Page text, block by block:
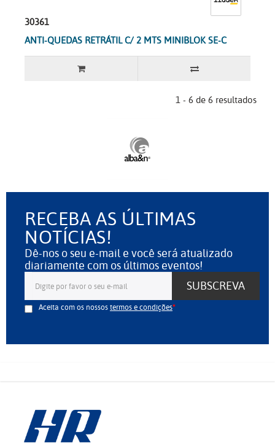
30361
ANTI-QUEDAS RETRÁTIL C/ 2 MTS MINIBLOK SE-C
1 - 6 de 6 resultados
RECEBA AS ÚLTIMAS
NOTÍCIAS!
Dê-nos o seu e-mail e você será atualizado
diariamente com os últimos eventos!
SUBSCREVA
Aceita com os nossostermos e condições